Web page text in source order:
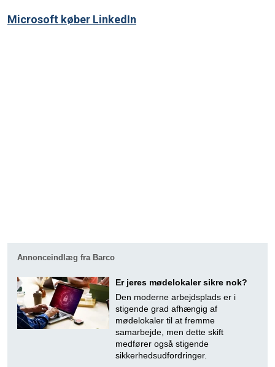
Microsoft køber LinkedIn
Annonceindlæg fra Barco
Er jeres mødelokaler sikre nok?
Den moderne arbejdsplads er i
stigende grad afhængig af
mødelokaler til at fremme
samarbejde, men dette skift
medfører også stigende
sikkerhedsudfordringer.